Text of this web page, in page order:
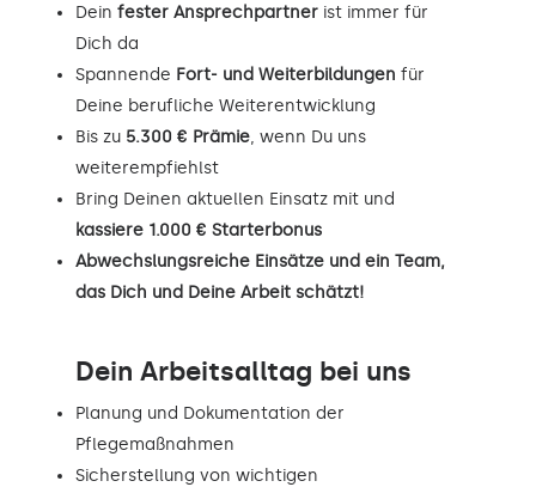
Dein fester Ansprechpartner ist immer für
Dich da
Spannende Fort- und Weiterbildungen für
Deine berufliche Weiterentwicklung
Bis zu 5.300 € Prämie, wenn Du uns
weiterempfiehlst
Bring Deinen aktuellen Einsatz mit und
kassiere 1.000 € Starterbonus
Abwechslungsreiche Einsätze und ein Team,
das Dich und Deine Arbeit schätzt!
Dein Arbeitsalltag bei uns
Planung und Dokumentation der
Pflegemaßnahmen
Sicherstellung von wichtigen